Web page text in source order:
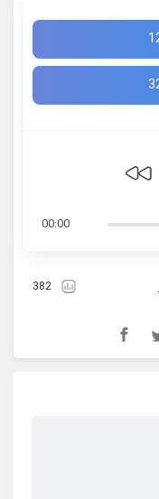
00:00
382